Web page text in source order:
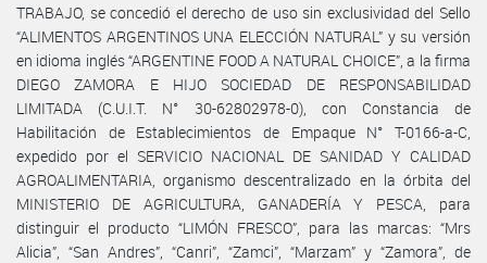
TRABAJO, se concedió el derecho de uso sin exclusividad del Sello
“ALIMENTOS ARGENTINOS UNA ELECCIÓN NATURAL” y su versión
en idioma inglés “ARGENTINE FOOD A NATURAL CHOICE”, a la firma
DIEGO ZAMORA E HIJO SOCIEDAD DE RESPONSABILIDAD
LIMITADA (C.U.I.T. N° 30-62802978-0), con Constancia de
Habilitación de Establecimientos de Empaque N° T-0166-a-C,
expedido por el SERVICIO NACIONAL DE SANIDAD Y CALIDAD
AGROALIMENTARIA, organismo descentralizado en la órbita del
MINISTERIO DE AGRICULTURA, GANADERÍA Y PESCA, para
distinguir el producto “LIMÓN FRESCO”, para las marcas: “Mrs
Alicia”, “San Andres”, “Canri”, “Zamci”, “Marzam” y “Zamora”, de